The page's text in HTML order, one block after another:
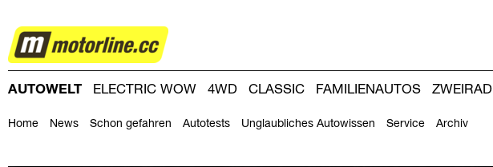
AUTOWELT
AUTOWELT
Home News Schon gefahren Autotests Unglaubliches Autowissen Service Archiv
ELECTRIC WOW 4WD CLASSIC FAMILIENAUTOS ZWEIRAD